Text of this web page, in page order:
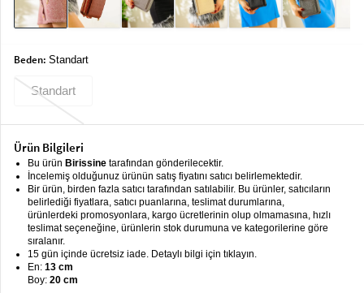
Takımlarkeyboard_arrow_down
Giyimkeyboard_arrow_down
Dış
Giyim
Tesettür
Giyim
keyboard_arrow_down
Büyük
Bedenkeyboard_arrow_down
İç
Giyimkeyboard_arrow_down
Beden: Standart
Standart
Ürün Bilgileri
Bu ürün Birissine tarafından gönderilecektir.
İncelemiş olduğunuz ürünün satış fiyatını satıcı belirlemektedir.
Bir ürün, birden fazla satıcı tarafından satılabilir. Bu ürünler, satıcıların
belirlediği fiyatlara, satıcı puanlarına, teslimat durumlarına,
ürünlerdeki promosyonlara, kargo ücretlerinin olup olmamasına, hızlı
teslimat seçeneğine, ürünlerin stok durumuna ve kategorilerine göre
sıralanır.
15 gün içinde ücretsiz iade. Detaylı bilgi için tıklayın.
En: 13 cm
Boy: 20 cm